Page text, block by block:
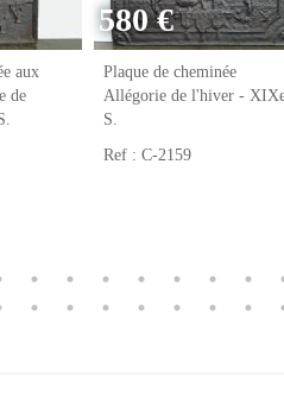
aux
de
580 €
Plaque de cheminée
Allégorie de l'hiver -
S.
Ref : C-2159